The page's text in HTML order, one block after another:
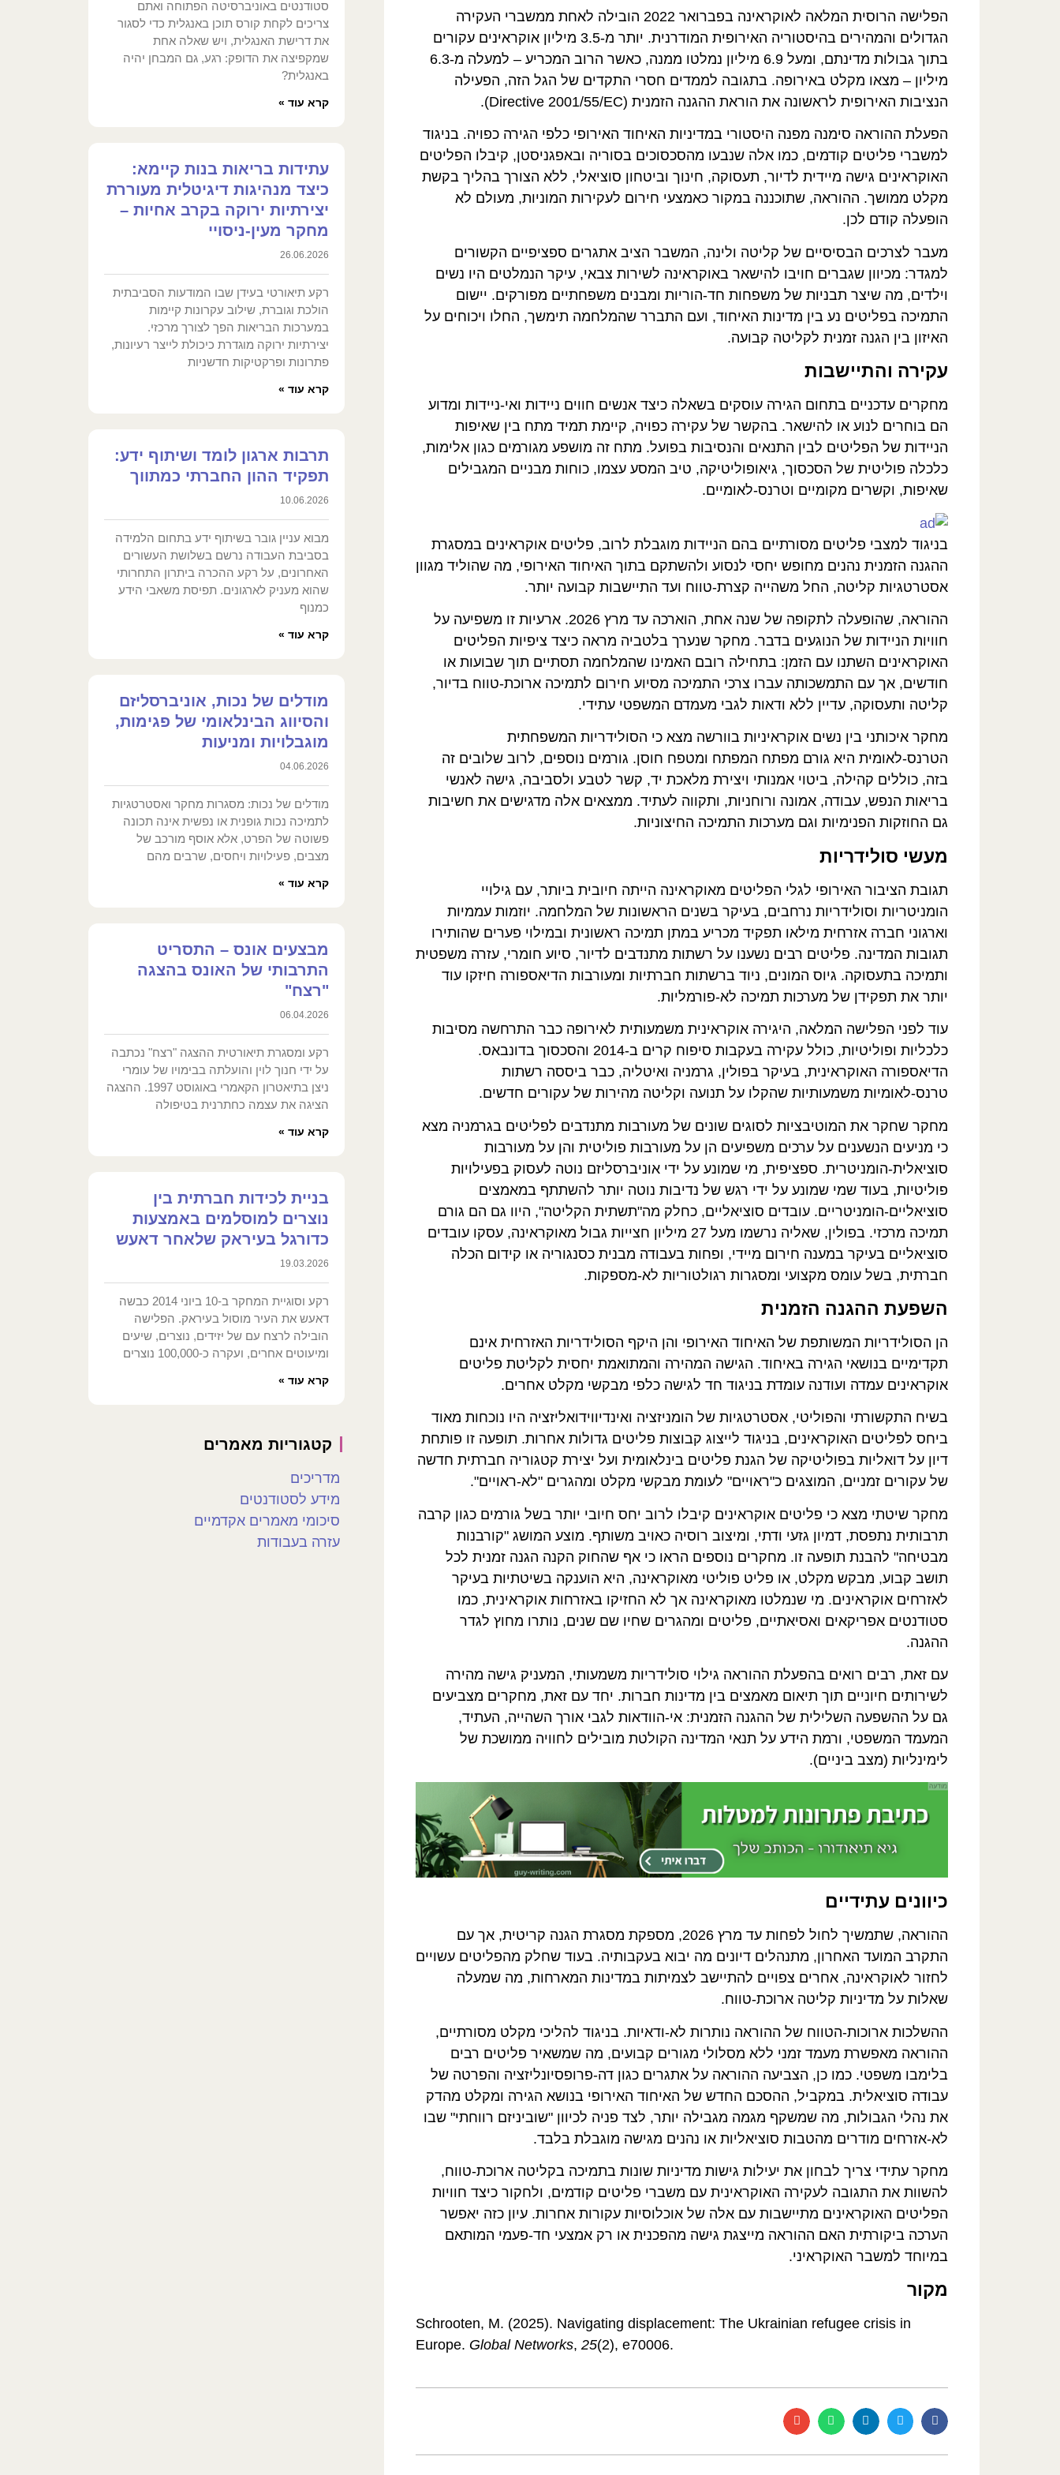
הפלישה הרוסית המלאה לאוקראינה בפברואר 2022 הובילה לאחת ממשברי העקירה
הגדולים והמהירים בהיסטוריה האירופית המודרנית. יותר מ-3.5 מיליון אוקראינים עקורים
בתוך גבולות מדינתם, ומעל 6.9 מיליון נמלטו ממנה, כאשר הרוב המכריע – למעלה מ-6.3
מיליון – מצאו מקלט באירופה. בתגובה לממדים חסרי התקדים של הגל הזה, הפעילה
הנציבות האירופית לראשונה את הוראת ההגנה הזמנית (Directive 2001/55/EC).
הפעלת ההוראה סימנה מפנה היסטורי במדיניות האיחוד האירופי כלפי הגירה כפויה. בניגוד
למשברי פליטים קודמים, כמו אלה שנבעו מהסכסוכים בסוריה ובאפגניסטן, קיבלו הפליטים
האוקראינים גישה מיידית לדיור, תעסוקה, חינוך וביטחון סוציאלי, ללא הצורך בהליך בקשת
מקלט ממושך. ההוראה, שתוכננה במקור כאמצעי חירום לעקירות המוניות, מעולם לא
הופעלה קודם לכן.
מעבר לצרכים הבסיסיים של קליטה ולינה, המשבר הציב אתגרים ספציפיים הקשורים
למגדר: מכיוון שגברים חויבו להישאר באוקראינה לשירות צבאי, עיקר הנמלטים היו נשים
וילדים, מה שיצר תבניות של משפחות חד-הוריות ומבנים משפחתיים מפורקים. יישום
התמיכה בפליטים נע בין מדינות האיחוד, ועם התברר שהמלחמה תימשך, החלו ויכוחים על
האיזון בין הגנה זמנית לקליטה קבועה.
עקירה והתיישבות
מחקרים עדכניים בתחום הגירה עוסקים בשאלה כיצד אנשים חווים ניידות ואי-ניידות ומדוע
הם בוחרים לנוע או להישאר. בהקשר של עקירה כפויה, קיימת תמיד מתח בין שאיפות
הניידות של הפליטים לבין התנאים והנסיבות בפועל. מתח זה מושפע מגורמים כגון אלימות,
כלכלה פוליטית של הסכסוך, גיאופוליטיקה, טיב המסע עצמו, כוחות מבניים המגבילים
שאיפות, וקשרים מקומיים וטרנס-לאומיים.
בניגוד למצבי פליטים מסורתיים בהם הניידות מוגבלת לרוב, פליטים אוקראינים במסגרת
ההגנה הזמנית נהנים מחופש יחסי לנסוע ולהשתקם בתוך האיחוד האירופי, מה שהוליד מגוון
אסטרטגיות קליטה, החל משהייה קצרת-טווח ועד התיישבות קבועה יותר.
ההוראה, שהופעלה לתקופה של שנה אחת, הוארכה עד מרץ 2026. ארעיות זו משפיעה על
חוויות הניידות של הנוגעים בדבר. מחקר שנערך בלטביה מראה כיצד ציפיות הפליטים
האוקראינים השתנו עם הזמן: בתחילה רובם האמינו שהמלחמה תסתיים תוך שבועות או
חודשים, אך עם התמשכותה עברו צרכי התמיכה מסיוע חירום לתמיכה ארוכת-טווח בדיור,
קליטה ותעסוקה, עדיין ללא ודאות לגבי מעמדם המשפטי עתידי.
מחקר איכותני בין נשים אוקראיניות בוורשה מצא כי הסולידריות המשפחתית
הטרנס-לאומית היא גורם מפתח המפתח ומטפח חוסן. גורמים נוספים, לרוב שלובים זה
בזה, כוללים קהילה, ביטוי אמנותי ויצירת מלאכת יד, קשר לטבע ולסביבה, גישה לאנשי
בריאות הנפש, עבודה, אמונה ורוחניות, ותקווה לעתיד. ממצאים אלה מדגישים את חשיבות
גם החוזקות הפנימיות וגם מערכות התמיכה החיצוניות.
מעשי סולידריות
תגובת הציבור האירופי לגלי הפליטים מאוקראינה הייתה חיובית ביותר, עם גילויי
הומניטריות וסולידריות נרחבים, בעיקר בשנים הראשונות של המלחמה. יוזמות עממיות
וארגוני חברה אזרחית מילאו תפקיד מכריע במתן תמיכה ראשונית ובמילוי פערים שהותירו
תגובות המדינה. פליטים רבים נשענו על רשתות מתנדבים לדיור, סיוע חומרי, עזרה משפטית
ותמיכה בתעסוקה. גיוס המונים, ניוד ברשתות חברתיות ומעורבות הדיאספורה חיזקו עוד
יותר את תפקידן של מערכות תמיכה לא-פורמליות.
עוד לפני הפלישה המלאה, היגירה אוקראינית משמעותית לאירופה כבר התרחשה מסיבות
כלכליות ופוליטיות, כולל עקירה בעקבות סיפוח קרים ב-2014 והסכסוך בדונבאס.
הדיאספורה האוקראינית, בעיקר בפולין, גרמניה ואיטליה, כבר ביססה רשתות
טרנס-לאומיות משמעותיות שהקלו על תנועה וקליטה מהירות של עקורים חדשים.
מחקר שחקר את המוטיבציות לסוגים שונים של מעורבות מתנדבים לפליטים בגרמניה מצא
כי מניעים הנשענים על ערכים משפיעים הן על מעורבות פוליטית והן על מעורבות
סוציאלית-הומניטרית. ספציפית, מי שמונע על ידי אוניברסליזם נוטה לעסוק בפעילויות
פוליטיות, בעוד שמי שמונע על ידי רגש של נדיבות נוטה יותר להשתתף במאמצים
סוציאליים-הומניטריים. עובדים סוציאליים, כחלק מה"תשתית הקליטה", היוו גם הם גורם
תמיכה מרכזי. בפולין, שאליה נרשמו מעל 27 מיליון חצייות גבול מאוקראינה, עסקו עובדים
סוציאליים בעיקר במענה חירום מיידי, ופחות בעבודה מבנית כסנגוריה או קידום הכלה
חברתית, בשל עומס מקצועי ומסגרות רגולטוריות לא-מספקות.
השפעת ההגנה הזמנית
הן הסולידריות המשותפת של האיחוד האירופי והן היקף הסולידריות האזרחית אינם
תקדימיים בנושאי הגירה באיחוד. הגישה המהירה והמתואמת יחסית לקליטת פליטים
אוקראינים עמדה ועודנה עומדת בניגוד חד לגישה כלפי מבקשי מקלט אחרים.
בשיח התקשורתי והפוליטי, אסטרטגיות של הומניזציה ואינדיווידואליזציה היו נוכחות מאוד
ביחס לפליטים האוקראינים, בניגוד לייצוג קבוצות פליטים גדולות אחרות. תופעה זו פותחת
דיון על דואליות בפוליטיקה של הגנת פליטים בינלאומית ועל יצירת קטגוריה חברתית חדשה
של עקורים זמניים, המוצגים כ"ראויים" לעומת מבקשי מקלט ומהגרים "לא-ראויים".
מחקר שיטתי מצא כי פליטים אוקראינים קיבלו לרוב יחס חיובי יותר בשל גורמים כגון קרבה
תרבותית נתפסת, דמיון גזעי ודתי, ומיצוב רוסיה כאויב משותף. מוצע המושג "קורבנות
מבטיחה" להבנת תופעה זו. מחקרים נוספים הראו כי אף שהחוק הקנה הגנה זמנית לכל
תושב קבוע, מבקש מקלט, או פליט פוליטי מאוקראינה, היא הוענקה בשיטתיות בעיקר
לאזרחים אוקראינים. מי שנמלטו מאוקראינה אך לא החזיקו באזרחות אוקראינית, כמו
סטודנטים אפריקאים ואסיאתיים, פליטים ומהגרים שחיו שם שנים, נותרו מחוץ לגדר
ההגנה.
עם זאת, רבים רואים בהפעלת ההוראה גילוי סולידריות משמעותי, המעניק גישה מהירה
לשירותים חיוניים תוך תיאום מאמצים בין מדינות חברות. יחד עם זאת, מחקרים מצביעים
גם על ההשפעה השלילית של ההגנה הזמנית: אי-הוודאות לגבי אורך השהייה, העתיד,
המעמד המשפטי, ורמת הידע על תנאי המדינה הקולטת מובילים לחוויה ממושכת של
לימינליות (מצב ביניים).
כיוונים עתידיים
ההוראה, שתמשיך לחול לפחות עד מרץ 2026, מספקת מסגרת הגנה קריטית, אך עם
התקרב המועד האחרון, מתנהלים דיונים מה יבוא בעקבותיה. בעוד שחלק מהפליטים עשויים
לחזור לאוקראינה, אחרים צפויים להתיישב לצמיתות במדינות המארחות, מה שמעלה
שאלות על מדיניות קליטה ארוכת-טווח.
ההשלכות ארוכות-הטווח של ההוראה נותרות לא-ודאיות. בניגוד להליכי מקלט מסורתיים,
ההוראה מאפשרת מעמד זמני ללא מסלולי מגורים קבועים, מה שמשאיר פליטים רבים
בלימבו משפטי. כמו כן, הצביעה ההוראה על אתגרים כגון דה-פרופסיונליזציה והפרטה של
עבודה סוציאלית. במקביל, ההסכם החדש של האיחוד האירופי בנושא הגירה ומקלט מהדק
את נהלי הגבולות, מה שמשקף מגמה מגבילה יותר, לצד פניה לכיוון "שוביניזם רווחתי" שבו
לא-אזרחים מודרים מהטבות סוציאליות או נהנים מגישה מוגבלת בלבד.
מחקר עתידי צריך לבחון את יעילות גישות מדיניות שונות בתמיכה בקליטה ארוכת-טווח,
להשוות את התגובה לעקירה האוקראינית עם משברי פליטים קודמים, ולחקור כיצד חוויות
הפליטים האוקראינים מתיישבות עם אלה של אוכלוסיות עקורות אחרות. עיון כזה יאפשר
הערכה ביקורתית האם ההוראה מייצגת גישה מהפכנית או רק אמצעי חד-פעמי המותאם
במיוחד למשבר האוקראיני.
מקור
Schrooten, M. (2025). Navigating displacement: The Ukrainian refugee crisis in
Europe. Global Networks, 25(2), e70006.
סטודנטים באוניברסיטה הפתוחה ואתם
צריכים לקחת קורס תוכן באנגלית כדי לסגור
את דרישת האנגלית, ויש שאלה אחת
שמקפיצה את הדופק: רגע, גם המבחן יהיה
באנגלית?
קרא עוד »
עתידות בריאות בנות קיימא:
כיצד מנהיגות דיגיטלית מעוררת
יצירתיות ירוקה בקרב אחיות –
מחקר מעין-ניסויי
26.06.2026
רקע תיאורטי בעידן שבו המודעות הסביבתית
הולכת וגוברת, שילוב עקרונות קיימות
במערכות הבריאות הפך לצורך מרכזי.
יצירתיות ירוקה מוגדרת כיכולת לייצר רעיונות,
פתרונות ופרקטיקות חדשניות
קרא עוד »
תרבות ארגון לומד ושיתוף ידע:
תפקיד ההון החברתי כמתווך
10.06.2026
מבוא עניין גובר בשיתוף ידע בתחום הלמידה
בסביבת העבודה נרשם בשלושת העשורים
האחרונים, על רקע ההכרה ביתרון התחרותי
שהוא מעניק לארגונים. תפיסת משאבי הידע
כמנוף
קרא עוד »
מודלים של נכות, אוניברסליזם
והסיווג הבינלאומי של פגימות,
מוגבלויות ומניעות
04.06.2026
מודלים של נכות: מסגרות מחקר ואסטרטגיות
לתמיכה נכות גופנית או נפשית אינה תכונה
פשוטה של הפרט, אלא אוסף מורכב של
מצבים, פעילויות ויחסים, שרבים מהם
קרא עוד »
מבצעים אונס – התסריט
התרבותי של האונס בהצגה
"רצח"
06.04.2026
רקע ומסגרת תיאורטית ההצגה "רצח" נכתבה
על ידי חנוך לוין והועלתה בבימויו של עומרי
ניצן בתיאטרון הקאמרי באוגוסט 1997. ההצגה
הציגה את עצמה כחתרנית בטיפולה
קרא עוד »
בניית לכידות חברתית בין
נוצרים למוסלמים באמצעות
כדורגל בעיראק שלאחר דאעש
19.03.2026
רקע וסוגיית המחקר ב-10 ביוני 2014 כבשה
דאעש את העיר מוסול בעיראק. הפלישה
הובילה לרצח עם של יזידים, נוצרים, שיעים
ומיעוטים אחרים, ועקרה כ-100,000 נוצרים
קרא עוד »
קטגוריות מאמרים
מדריכים
מידע לסטודנטים
סיכומי מאמרים אקדמיים
עזרה בעבודות